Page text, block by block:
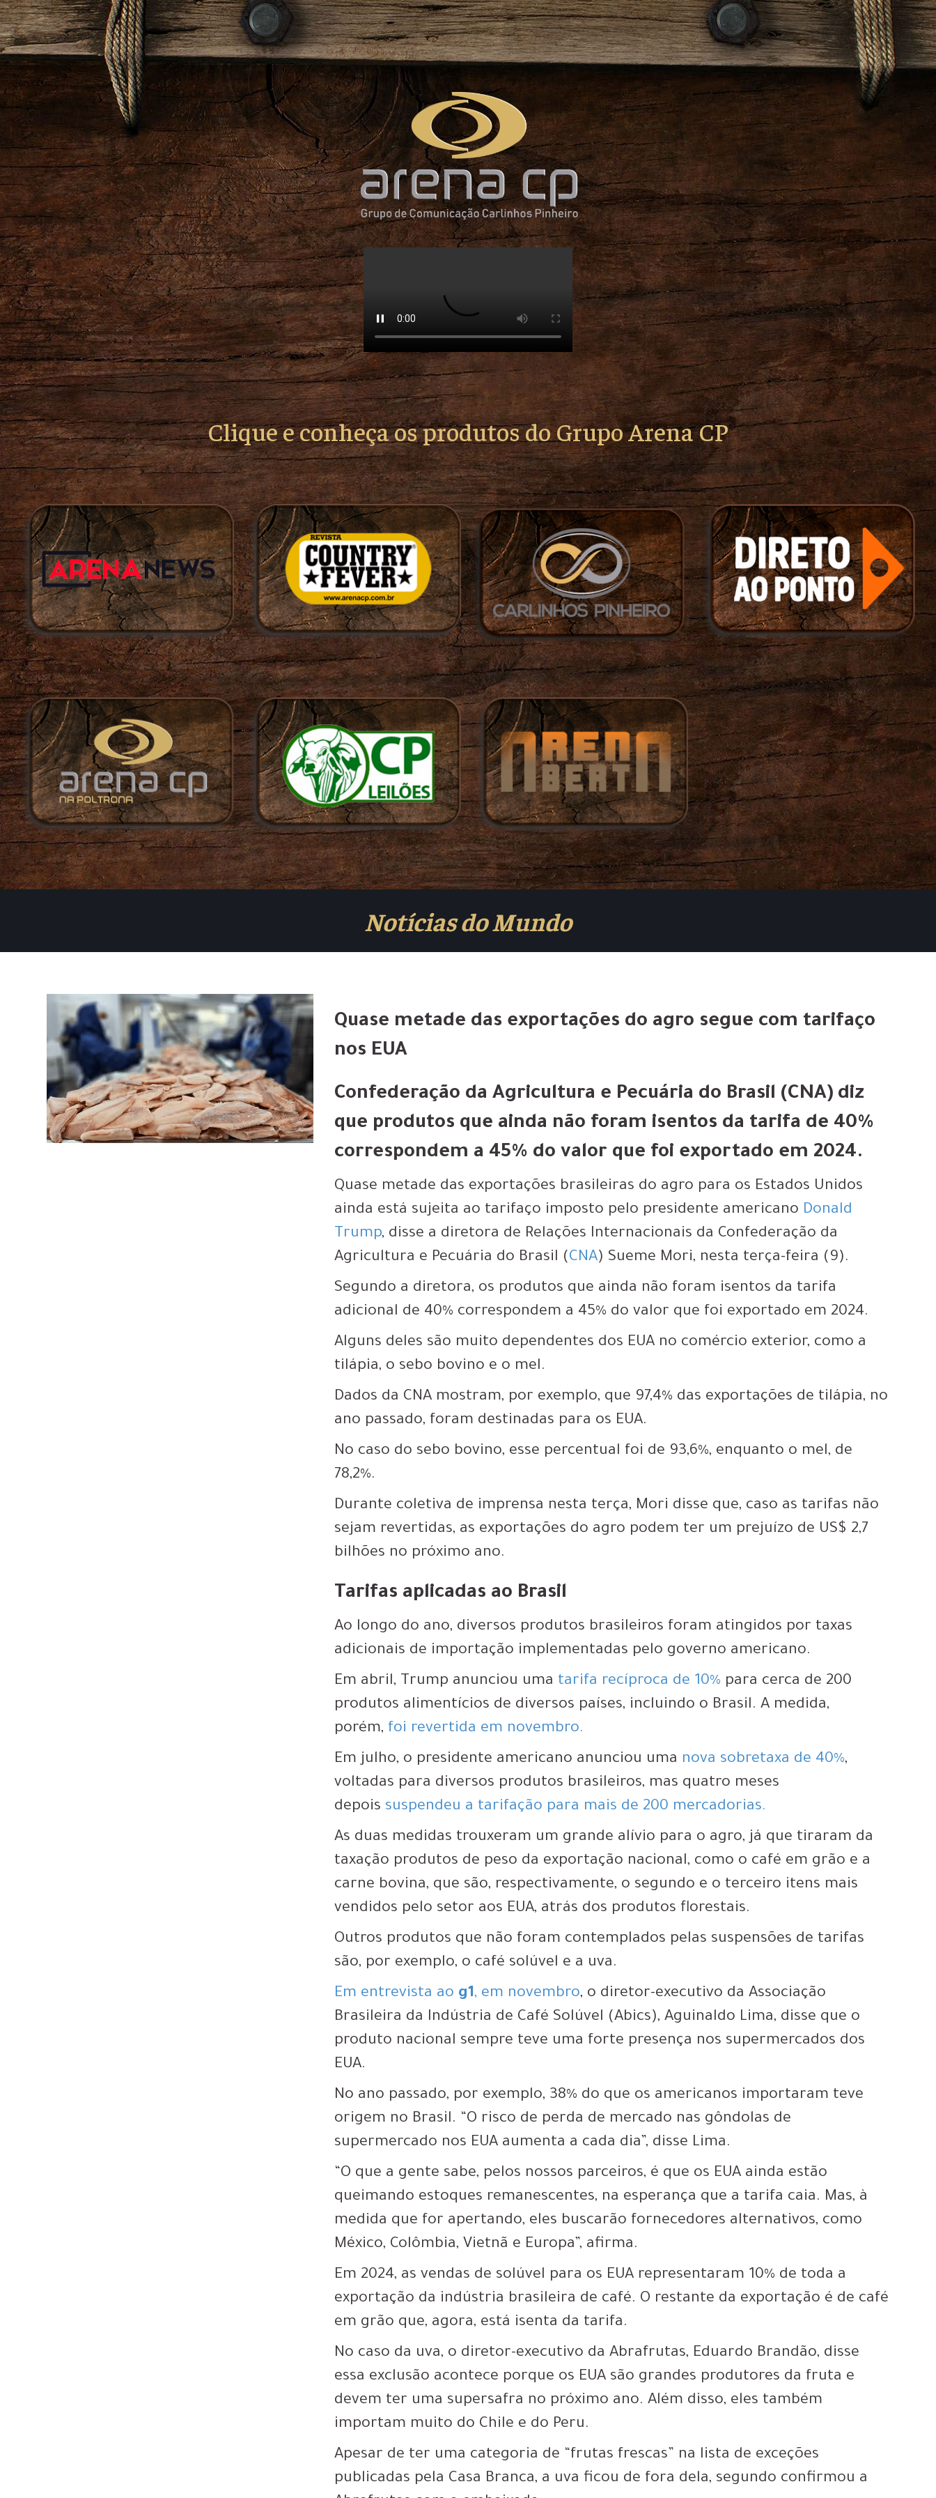
Clique e conheça os produtos do Grupo Arena CP
Notícias do Mundo
Quase metade das exportações do agro segue com tarifaço
nos EUA
Confederação da Agricultura e Pecuária do Brasil (CNA) diz
que produtos que ainda não foram isentos da tarifa de 40%
correspondem a 45% do valor que foi exportado em 2024.
Quase metade das exportações brasileiras do agro para os Estados Unidos
ainda está sujeita ao tarifaço imposto pelo presidente americano Donald
Trump, disse a diretora de Relações Internacionais da Confederação da
Agricultura e Pecuária do Brasil (CNA) Sueme Mori, nesta terça-feira (9).
Segundo a diretora, os produtos que ainda não foram isentos da tarifa
adicional de 40% correspondem a 45% do valor que foi exportado em 2024.
Alguns deles são muito dependentes dos EUA no comércio exterior, como a
tilápia, o sebo bovino e o mel.
Dados da CNA mostram, por exemplo, que 97,4% das exportações de tilápia, no
ano passado, foram destinadas para os EUA.
No caso do sebo bovino, esse percentual foi de 93,6%, enquanto o mel, de
78,2%.
Durante coletiva de imprensa nesta terça, Mori disse que, caso as tarifas não
sejam revertidas, as exportações do agro podem ter um prejuízo de US$ 2,7
bilhões no próximo ano.
Tarifas aplicadas ao Brasil
Ao longo do ano, diversos produtos brasileiros foram atingidos por taxas
adicionais de importação implementadas pelo governo americano.
Em abril, Trump anunciou uma tarifa recíproca de 10% para cerca de 200
produtos alimentícios de diversos países, incluindo o Brasil. A medida,
porém, foi revertida em novembro.
Em julho, o presidente americano anunciou uma nova sobretaxa de 40%,
voltadas para diversos produtos brasileiros, mas quatro meses
depois suspendeu a tarifação para mais de 200 mercadorias.
As duas medidas trouxeram um grande alívio para o agro, já que tiraram da
taxação produtos de peso da exportação nacional, como o café em grão e a
carne bovina, que são, respectivamente, o segundo e o terceiro itens mais
vendidos pelo setor aos EUA, atrás dos produtos florestais.
Outros produtos que não foram contemplados pelas suspensões de tarifas
são, por exemplo, o café solúvel e a uva.
Em entrevista ao g1, em novembro, o diretor-executivo da Associação
Brasileira da Indústria de Café Solúvel (Abics), Aguinaldo Lima, disse que o
produto nacional sempre teve uma forte presença nos supermercados dos
EUA.
No ano passado, por exemplo, 38% do que os americanos importaram teve
origem no Brasil. “O risco de perda de mercado nas gôndolas de
supermercado nos EUA aumenta a cada dia”, disse Lima.
“O que a gente sabe, pelos nossos parceiros, é que os EUA ainda estão
queimando estoques remanescentes, na esperança que a tarifa caia. Mas, à
medida que for apertando, eles buscarão fornecedores alternativos, como
México, Colômbia, Vietnã e Europa”, afirma.
Em 2024, as vendas de solúvel para os EUA representaram 10% de toda a
exportação da indústria brasileira de café. O restante da exportação é de café
em grão que, agora, está isenta da tarifa.
No caso da uva, o diretor-executivo da Abrafrutas, Eduardo Brandão, disse
essa exclusão acontece porque os EUA são grandes produtores da fruta e
devem ter uma supersafra no próximo ano. Além disso, eles também
importam muito do Chile e do Peru.
Apesar de ter uma categoria de “frutas frescas” na lista de exceções
publicadas pela Casa Branca, a uva ficou de fora dela, segundo confirmou a